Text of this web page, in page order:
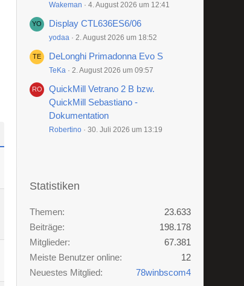
Wakeman 4. August 2026 um 12:41
Display CTL636ES6/06
yodaa 2. August 2026 um 18:52
DeLonghi Primadonna Evo S
TeKa 2. August 2026 um 09:57
QuickMill Vetrano 2 B bzw.
QuickMill Sebastiano -
Dokumentation
Robertino 30. Juli 2026 um 13:19
Statistiken
Themen
23.633
Beiträge
198.178
Mitglieder
67.381
Meiste Benutzer online
12
Neuestes Mitglied
78winbscom4